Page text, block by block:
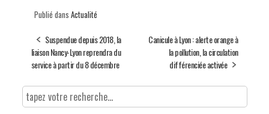
Publié dans Actualité
Suspendue depuis 2018, la
liaison Nancy-Lyon reprendra du
service à partir du 8 décembre
Canicule à Lyon : alerte orange à
la pollution, la circulation
différenciée activée